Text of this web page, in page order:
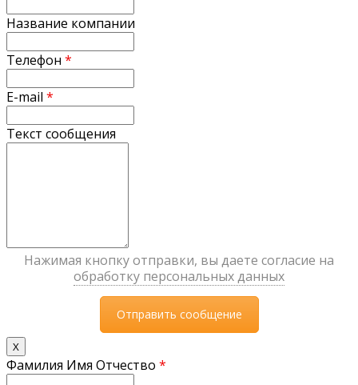
Название компании
Телефон *
E-mail *
Текст сообщения
Нажимая кнопку отправки, вы даете согласие на
обработку персональных данных
X
Фамилия Имя Отчество *